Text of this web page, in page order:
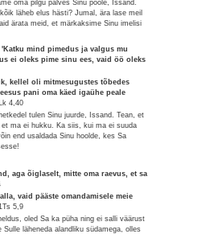
oma pilgu palves Sinu poole, Issand.
läheb elus hästi? Jumal, ära lase meil
ärata meid, et märkaksime Sinu imelisi
mind pimedus ja valgus mu
ei oleks pime sinu ees, vaid öö oleks
kellel oli mitmesugustes tõbedes
pani oma käed igaühe peale
Lk 4,40
tulen Sinu juurde, Issand. Tean, et
ma ei hukku. Ka siis, kui ma ei suuda
end usaldada Sinu hoolde, kes Sa
aga õiglaselt, mitte oma raevus, et sa
vaid pääste omandamisele meie
1Ts 5,9
oled Sa ka püha ning ei salli väärust
läheneda alandliku südamega, olles